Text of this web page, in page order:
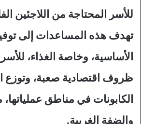
للأسر المحتاجة من اللاجئين
تهدف هذه المساعدات إلى
الأساسية، وخاصة الغذاء،
ظروف اقتصادية صعبة، وتوزع
الكابونات في مناطق
والضفة الغربية.